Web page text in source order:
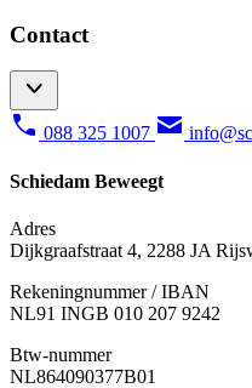
Contact
088 325 1007
Schiedam Beweegt
Adres
Dijkgraafstraat 4, 2288 JA
Rekeningnummer / IBAN
NL91 INGB 010 207 9242
Btw-nummer
NL864090377B01